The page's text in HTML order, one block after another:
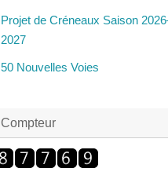
Projet de Créneaux Saison
2027
50 Nouvelles Voies
Compteur